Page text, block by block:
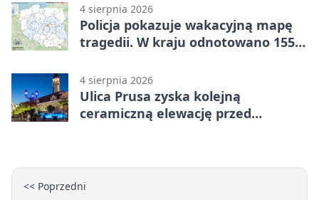
4 sierpnia 2026
Policja pokazuje wakacyjną mapę
tragedii. W kraju odnotowano 155
4 sierpnia 2026
Ulica Prusa zyska kolejną
ceramiczną elewację przed
<< Poprzedni